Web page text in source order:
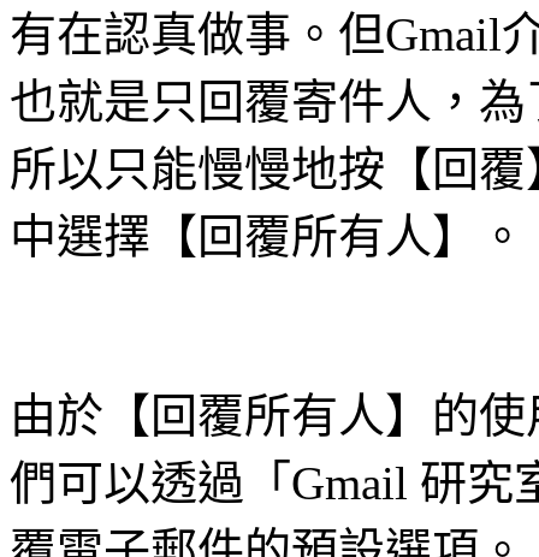
有在認真做事。但Gmail
也就是只回覆寄件人，
所以只能慢慢地按【回
中選擇【回覆所有人】。
由於【回覆所有人】的
們可以透過「Gmail 研